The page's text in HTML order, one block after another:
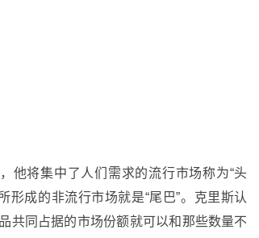
他将集中了人们需求的流行市场称为“头
成的非流行市场就是“尾巴”。克里斯认
共同占据的市场份额就可以和那些数量不